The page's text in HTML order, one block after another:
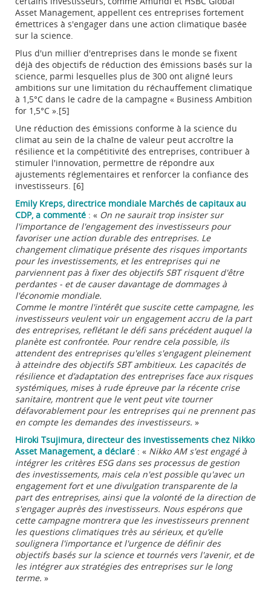
Asset Management, appellent ces entreprises fortement
émettrices à s'engager dans une action climatique basée
sur la science.
Plus d'un millier d'entreprises dans le monde se fixent
déjà des objectifs de réduction des émissions basés sur la
science, parmi lesquelles plus de 300 ont aligné leurs
ambitions sur une limitation du réchauffement climatique
à 1,5°C dans le cadre de la campagne « Business Ambition
for 1,5°C ».[5]
Une réduction des émissions conforme à la science du
climat au sein de la chaîne de valeur peut accroître la
résilience et la compétitivité des entreprises, contribuer à
stimuler l'innovation, permettre de répondre aux
ajustements réglementaires et renforcer la confiance des
investisseurs. [6]
Emily Kreps, directrice mondiale Marchés de capitaux au
CDP, a commenté : « On ne saurait trop insister sur
l'importance de l'engagement des investisseurs pour
favoriser une action durable des entreprises. Le
changement climatique présente des risques importants
pour les investissements, et les entreprises qui ne
parviennent pas à fixer des objectifs SBT risquent d'être
perdantes - et de causer davantage de dommages à
l'économie mondiale.
Comme le montre l'intérêt que suscite cette campagne, les
investisseurs veulent voir un engagement accru de la part
des entreprises, reflétant le défi sans précédent auquel la
planète est confrontée. Pour rendre cela possible, ils
attendent des entreprises qu'elles s'engagent pleinement
à atteindre des objectifs SBT ambitieux. Les capacités de
résilience et d’adaptation des entreprises face aux risques
systémiques, mises à rude épreuve par la récente crise
sanitaire, montrent que le vent peut vite tourner
défavorablement pour les entreprises qui ne prennent pas
en compte les demandes des investisseurs. »
Hiroki Tsujimura, directeur des investissements chez Nikko
Asset Management, a déclaré : « Nikko AM s'est engagé à
intégrer les critères ESG dans ses processus de gestion
des investissements, mais cela n'est possible qu'avec un
engagement fort et une divulgation transparente de la
part des entreprises, ainsi que la volonté de la direction de
s'engager auprès des investisseurs. Nous espérons que
cette campagne montrera que les investisseurs prennent
les questions climatiques très au sérieux, et qu’elle
soulignera l'importance et l'urgence de définir des
objectifs basés sur la science et tournés vers l'avenir, et de
les intégrer aux stratégies des entreprises sur le long
terme. »